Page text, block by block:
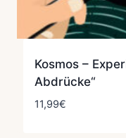
Kosmos –
Abdrücke“
11,99€